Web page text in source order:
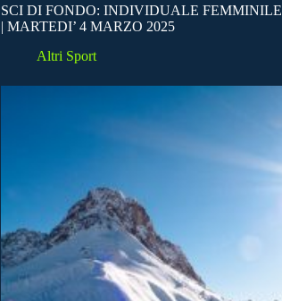
SCI DI FONDO: INDIVIDUALE FEMMINILE
| MARTEDI’ 4 MARZO 2025
Altri Sport